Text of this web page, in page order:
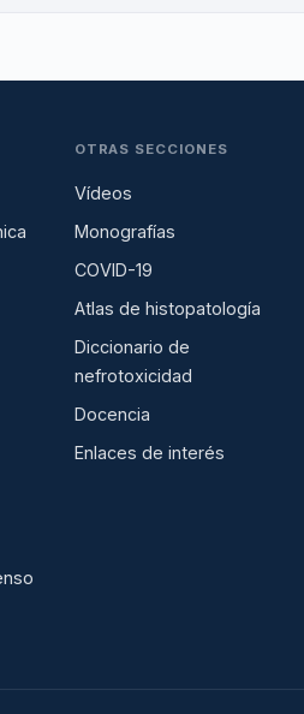
OTRAS SECCIONES
Vídeos
Monografías
COVID-19
Atlas de histopatología
Diccionario de
nefrotoxicidad
Docencia
Enlaces de interés